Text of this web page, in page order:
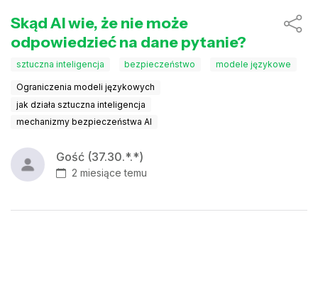
Skąd AI wie, że nie może
odpowiedzieć na dane pytanie?
sztuczna inteligencja bezpieczeństwo modele językowe
Ograniczenia modeli językowych
jak działa sztuczna inteligencja
mechanizmy bezpieczeństwa AI
Gość (37.30.*.*)
2 miesiące temu